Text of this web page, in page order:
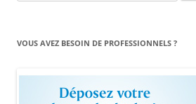
VOUS AVEZ BESOIN DE PROFESSIONNELS ?